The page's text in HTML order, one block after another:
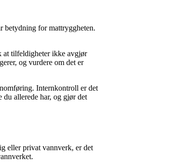
betydning for mattryggheten.
at tilfeldigheter ikke avgjør
og vurdere om det er
Internkontroll er det
du allerede har, og gjør det
eller privat vannverk, er det